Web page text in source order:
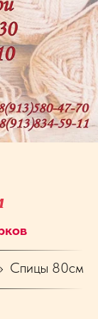
Спицы 80см